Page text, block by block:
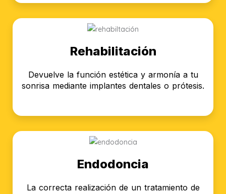
Rehabilitación
Devuelve la función estética y armonía a tu
sonrisa mediante implantes dentales o prótesis.
Endodoncia
La correcta realización de un tratamiento de